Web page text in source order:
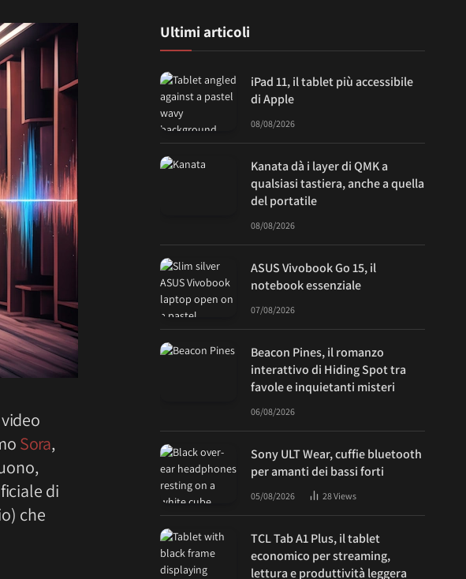
Sora,
di
che
Ultimi articoli
iPad 11, il tablet più accessibile
di Apple
08/08/2026
Kanata dà i layer di QMK a
qualsiasi tastiera, anche a quella
del portatile
08/08/2026
ASUS Vivobook Go 15, il
notebook essenziale
07/08/2026
Beacon Pines, il romanzo
interattivo di Hiding Spot tra
favole e inquietanti misteri
06/08/2026
Sony ULT Wear, cuffie bluetooth
per amanti dei bassi forti
05/08/2026 28Views
TCL Tab A1 Plus, il tablet
economico per streaming,
lettura e produttività leggera